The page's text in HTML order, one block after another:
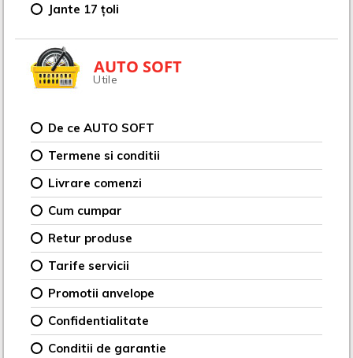
Jante 17 țoli
AUTO SOFT
Utile
De ce AUTO SOFT
Termene si conditii
Livrare comenzi
Cum cumpar
Retur produse
Tarife servicii
Promotii anvelope
Confidentialitate
Conditii de garantie